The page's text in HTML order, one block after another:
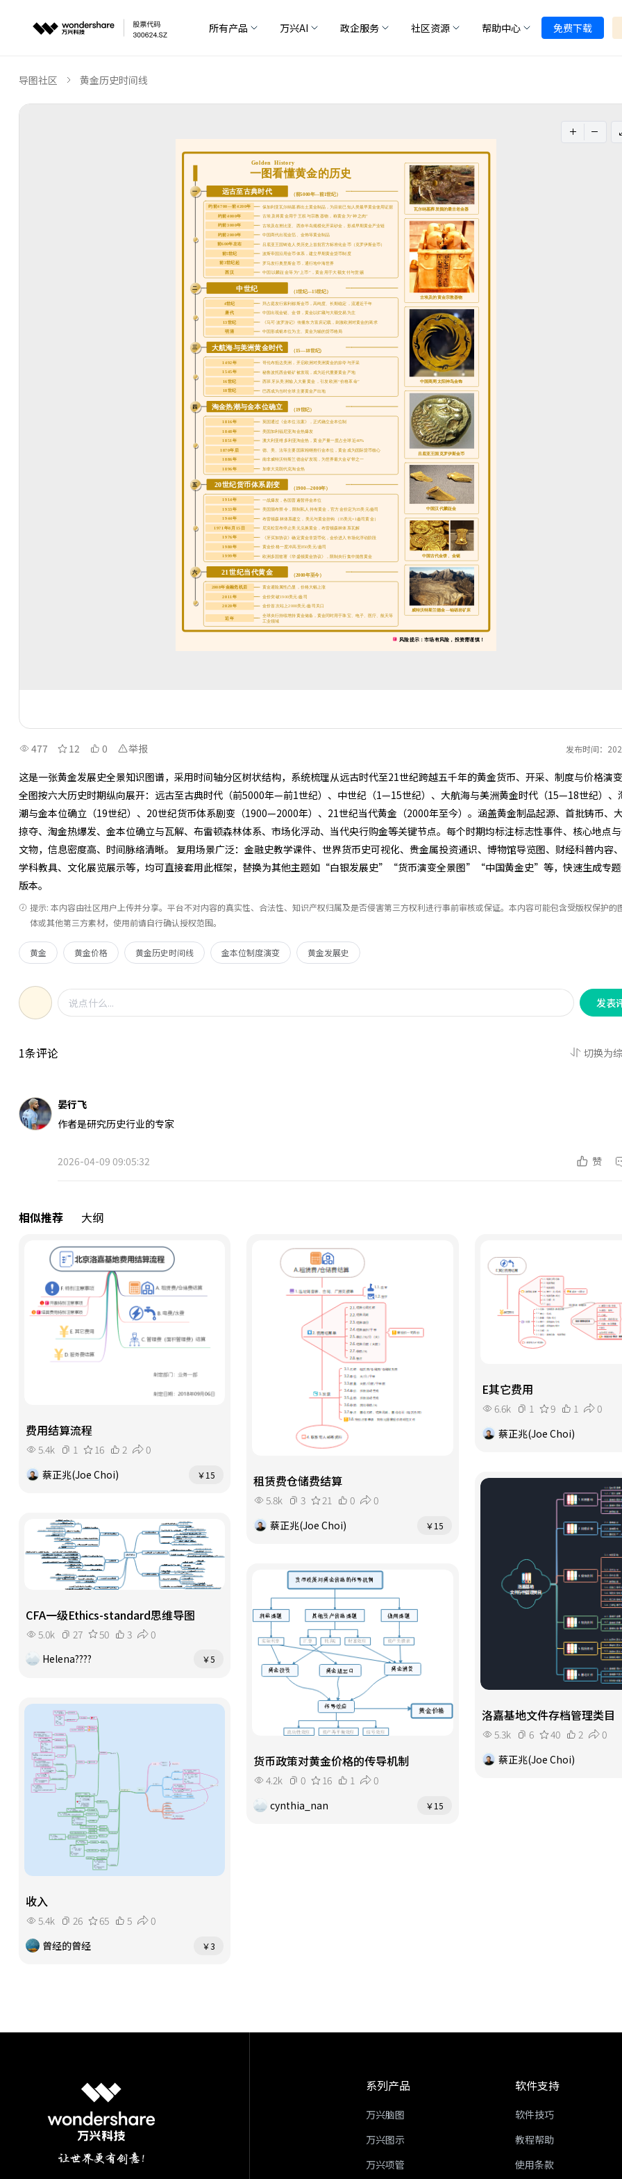
所有产品 万兴AI 政企服务 社区资源 帮助中心 免费下载
导图社区 黄金历史时间线
477 12 0 举报 发布时间：
这是一张黄金发展史全景知识图谱，采用时间轴分区树状结构，系统梳理从远古时代至21世纪跨越五千年的黄金货币、开采、制度与价格演变
全图按六大历史时期纵向展开：远古至古典时代（前5000年—前1世纪）、中世纪（1—15世纪）、大航海与美洲黄金时代（15—18世纪）、
潮与金本位确立（19世纪）、20世纪货币体系剧变（1900—2000年）、21世纪当代黄金（2000年至今）。涵盖黄金制品起源、首批铸币、
掠夺、淘金热爆发、金本位确立与瓦解、布雷顿森林体系、市场化浮动、当代央行购金等关键节点。每个时期均标注标志性事件、核心地点
文物，信息密度高、时间脉络清晰。 复用场景广泛：金融史教学课件、世界货币史可视化、贵金属投资通识、博物馆导览图、财经科普内容
学科教具、文化展览展示等，均可直接套用此框架，替换为其他主题如“白银发展史”“货币演变全景图”“中国黄金史”等，快速生成专
版本。
提示: 本内容由社区用户上传并分享。平台不对内容的真实性、合法性、知识产权归属及是否侵害第三方权利进行事前审核或保证。本内容可能包含受版权保护的
体或其他第三方素材，使用前请自行确认授权范围。
黄金 黄金价格 黄金历史时间线 金本位制度演变 黄金发展史
发表
1条评论 切换为
晏行飞
作者是研究历史行业的专家
2026-04-09 09:05:32 赞
相似推荐 大纲
费用结算流程
5.4k 1 16 2
0
蔡正兆(Joe Choi)
￥15 租赁费仓储费结算
5.8k 3 21 0
0
蔡正兆(Joe Choi)
￥15
E其它费用
6.6k 1 9 1
0
蔡正兆(Joe Choi)
洛嘉基地文件存档管理类目
5.3k 6 40 2
0
蔡正兆(Joe Choi)
CFA一级Ethics-standard思维导图
5.0k 27 50 3
0
Helena????
￥5
货币政策对黄金价格的传导机制
4.2k 0 16 1
0
cynthia_nan
￥15
收入
5.4k 26 65 5
0
曾经的曾经
￥3
系列产品
万兴脑图
万兴图示
万兴项管
软件支持
软件技巧
教程帮助
使用条款